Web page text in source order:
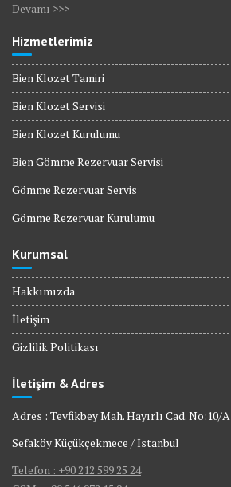
Devamı >>>
Hizmetlerimiz
Bien Klozet Tamiri
Bien Klozet Servisi
Bien Klozet Kurulumu
Bien Gömme Rezervuar Servisi
Gömme Rezervuar Servis
Gömme Rezervuar Kurulumu
Kurumsal
Hakkımızda
İletişim
Gizlilik Politikası
İletişim & Adres
Adres : Tevfikbey Mah. Hayırlı Cad. No:10/A
Sefaköy Küçükçekmece / İstanbul
Telefon : +90 212 599 25 24